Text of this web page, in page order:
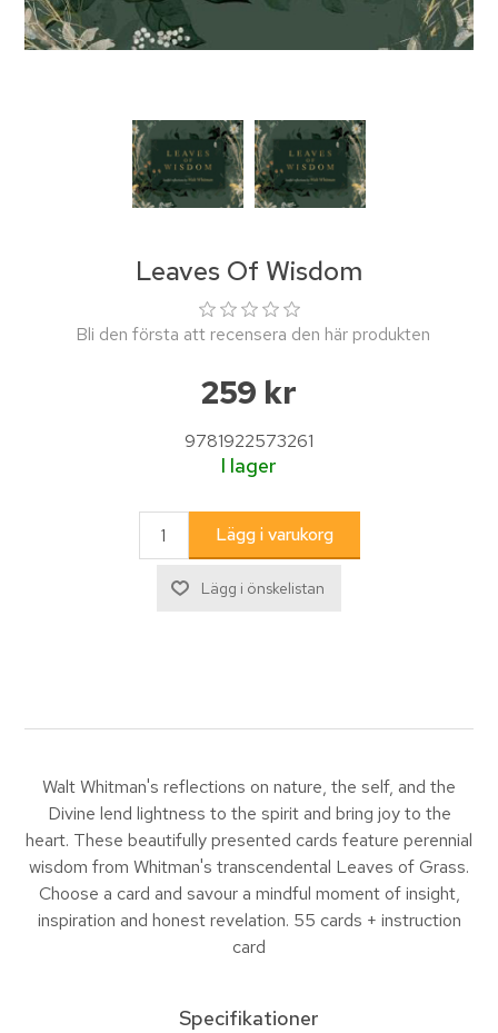
Leaves Of Wisdom
Bli den första att recensera den här produkten
259 kr
9781922573261
I lager
Walt Whitman's reflections on nature, the self, and the
Divine lend lightness to the spirit and bring joy to the
heart. These beautifully presented cards feature perennial
wisdom from Whitman's transcendental Leaves of Grass.
Choose a card and savour a mindful moment of insight,
inspiration and honest revelation. 55 cards + instruction
card
Specifikationer